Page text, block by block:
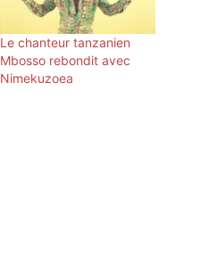
Le chanteur tanzanien
Mbosso rebondit avec
Nimekuzoea